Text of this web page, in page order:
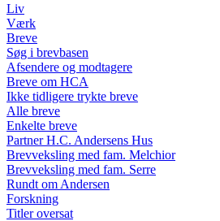
Liv
Værk
Breve
Søg i brevbasen
Afsendere og modtagere
Breve om HCA
Ikke tidligere trykte breve
Alle breve
Enkelte breve
Partner H.C. Andersens Hus
Brevveksling med fam. Melchior
Brevveksling med fam. Serre
Rundt om Andersen
Forskning
Titler oversat